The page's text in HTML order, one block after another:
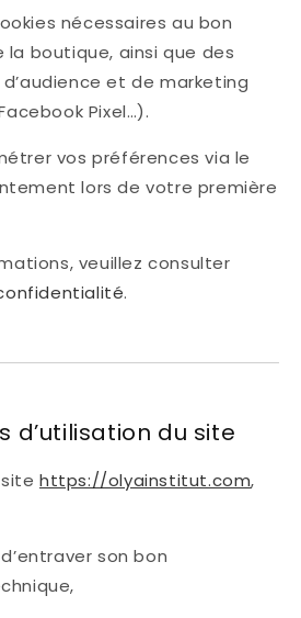
nécessaires au bon
boutique, ainsi que des
et de marketing
Pixel…).
vos préférences via le
lors de votre première
veuillez consulter
.
d’utilisation du site
sitehttps://olyainstitut.com,
son bon